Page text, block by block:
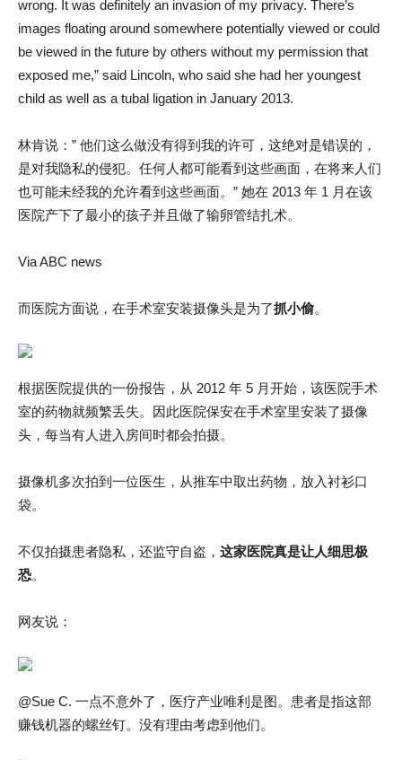
wrong. It was definitely an invasion of my privacy. There’s
images floating around somewhere potentially viewed or could
be viewed in the future by others without my permission that
exposed me,” said Lincoln, who said she had her youngest
child as well as a tubal ligation in January 2013.
林肯说：” 他们这么做没有得到我的许可，这绝对是错误的，
是对我隐私的侵犯。任何人都可能看到这些画面，在将来人们
也可能未经我的允许看到这些画面。” 她在 2013 年 1 月在该
医院产下了最小的孩子并且做了输卵管结扎术。
Via ABC news
而医院方面说，在手术室安装摄像头是为了抓小偷。
根据医院提供的一份报告，从 2012 年 5 月开始，该医院手术
室的药物就频繁丢失。因此医院保安在手术室里安装了摄像
头，每当有人进入房间时都会拍摄。
摄像机多次拍到一位医生，从推车中取出药物，放入衬衫口
袋。
不仅拍摄患者隐私，还监守自盗， 这家医院真是让人细思极
恐。
网友说：
@Sue C. 一点不意外了，医疗产业唯利是图。患者是指这部
赚钱机器的螺丝钉。没有理由考虑到他们。